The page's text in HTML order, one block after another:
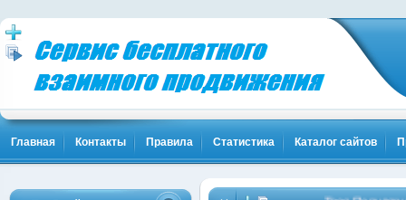
Главная Контакты Правила Статистика Каталог сайтов